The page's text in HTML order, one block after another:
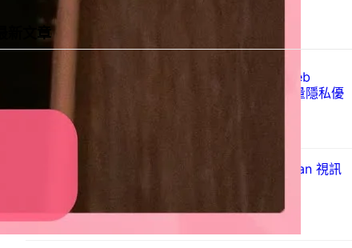
最新文章
Just Ad Blocker 上架 Chrome Web
Store：以 Manifest V3 打造的輕量隱私優
Mozilla 發布 Firefox 153.0：Vulkan 視訊